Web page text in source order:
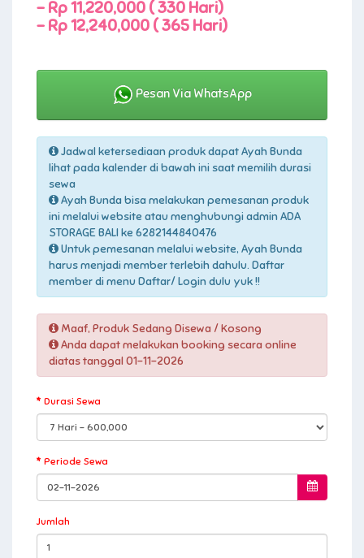
- Rp 11,220,000 ( 330 Hari)
- Rp 12,240,000 ( 365 Hari)
Pesan Via WhatsApp
Jadwal ketersediaan produk dapat Ayah Bunda
lihat pada kalender di bawah ini saat memilih durasi
sewa
Ayah Bunda bisa melakukan pemesanan produk
ini melalui website atau menghubungi admin ADA
STORAGE BALI ke 6282144840476
Untuk pemesanan melalui website, Ayah Bunda
harus menjadi member terlebih dahulu. Daftar
member di menu Daftar/ Login dulu yuk !!
Maaf, Produk Sedang Disewa / Kosong
Anda dapat melakukan booking secara online
diatas tanggal 01-11-2026
Durasi Sewa
Periode Sewa
Jumlah